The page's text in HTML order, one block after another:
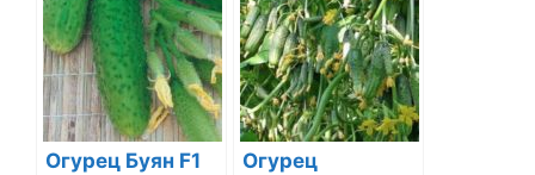
Огурец Буян F1 Огурец